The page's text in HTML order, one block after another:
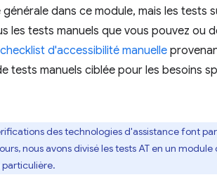
dans ce module, mais les tests
les tests manuels que vous pouvez ou
checklist d'accessibilité manuelle
tests manuels ciblée pour les besoins
des technologies d'assistance font
nous avons divisé les tests AT en un module